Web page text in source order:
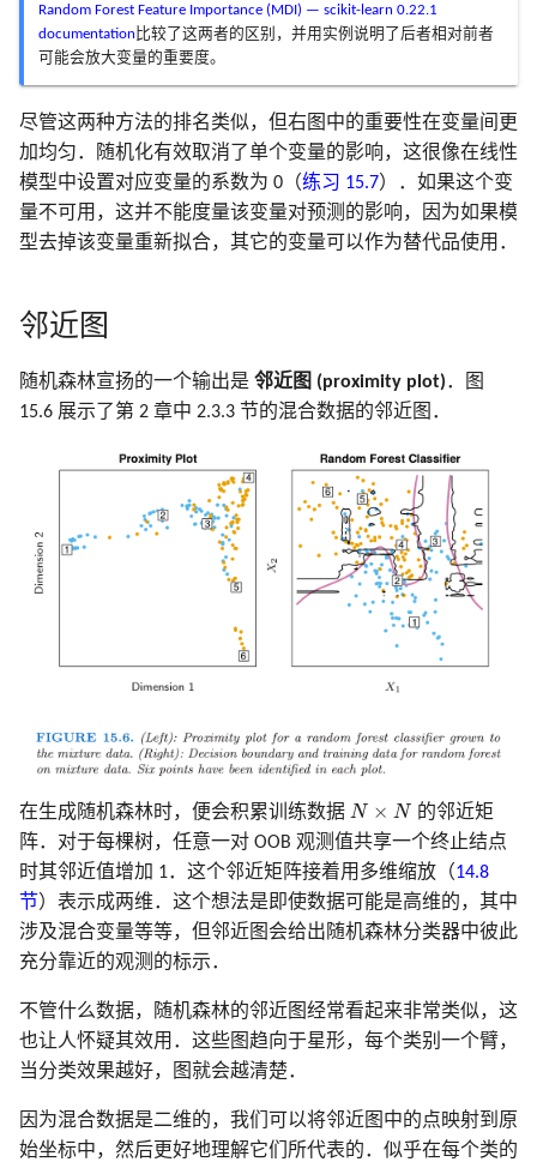
Random Forest Feature Importance (MDI) — scikit-learn 0.22.1
documentation 比较了这两者的区别，并用实例说明了后者相对前者
可能会放大变量的重要度。
尽管这两种方法的排名类似，但右图中的重要性在变量间更
加均匀．随机化有效取消了单个变量的影响，这很像在线性
模型中设置对应变量的系数为 0（练习 15.7）．如果这个变
量不可用，这并不能度量该变量对预测的影响，因为如果模
型去掉该变量重新拟合，其它的变量可以作为替代品使用．
邻近图
随机森林宣扬的一个输出是 邻近图 (proximity plot)．图
15.6 展示了第 2 章中 2.3.3 节的混合数据的邻近图．
在生成随机森林时，便会积累训练数据 N × N
N× N
的邻近矩
阵．对于每棵树，任意一对 OOB 观测值共享一个终止结点
时其邻近值增加 1．这个邻近矩阵接着用多维缩放（14.8
节 ）表示成两维．这个想法是即使数据可能是高维的，其中
涉及混合变量等等，但邻近图会给出随机森林分类器中彼此
充分靠近的观测的标示．
不管什么数据，随机森林的邻近图经常看起来非常类似，这
也让人怀疑其效用．这些图趋向于星形，每个类别一个臂，
当分类效果越好，图就会越清楚．
因为混合数据是二维的，我们可以将邻近图中的点映射到原
始坐标中，然后更好地理解它们所代表的．似乎在每个类的